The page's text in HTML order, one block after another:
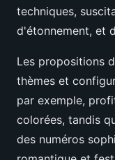
techniques,
d'étonnement, et
Les propositions
thèmes et
par exemple,
colorées, tandis
des numéros